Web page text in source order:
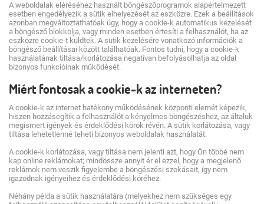
A weboldalak eléréséhez használt böngészőprogramok alapértelmezett
esetben engedélyezik a sütik elhelyezését az eszközre. Ezek a beállítások
azonban megváltoztathatóak úgy, hogy a cookie-k automatikus kezelését
a böngésző blokkolja, vagy minden esetben értesíti a felhasználót, ha az
eszközre cookie-t küldtek. A sütik kezelésére vonatkozó információk a
böngésző beállításai között találhatóak. Fontos tudni, hogy a cookie-k
használatának tiltása/korlátozása negatívan befolyásolhatja az oldal
bizonyos funkcióinak működését.
Miért fontosak a cookie-k az interneten?
A cookie-k az internet hatékony működésének központi elemét képezik,
hiszen hozzásegítik a felhasználót a kényelmes böngészéshez, az általuk
megismert igények és érdeklődési körök révén. A sütik korlátozása, vagy
tiltása lehetetlenné teheti bizonyos weboldalak használatát.
A cookie-k korlátozása, vagy tiltása nem jelenti azt, hogy Ön többé nem
kap online reklámokat; mindössze annyit ér el ezzel, hogy a megjelenő
reklámok nem veszik figyelembe a böngészési szokásait, így nem
igazodnak igényeihez és érdeklődési köréhez.
Néhány példa a sütik használatára (melyekhez nem szükséges egy